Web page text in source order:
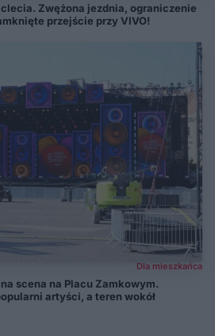
Zwężona jezdnia, ograniczenie
przejście przy VIVO!
Dla mieszkańca
scena na Placu Zamkowym.
artyści, a teren wokół